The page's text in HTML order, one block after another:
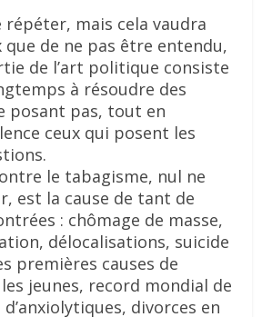
répéter, mais cela vaudra
de ne pas être entendu,
de l’art politique consiste
à résoudre des
posant pas, tout en
ceux qui posent les
le tabagisme, nul ne
est la cause de tant de
: chômage de masse,
délocalisations, suicide
premières causes de
jeunes, record mondial de
divorces en